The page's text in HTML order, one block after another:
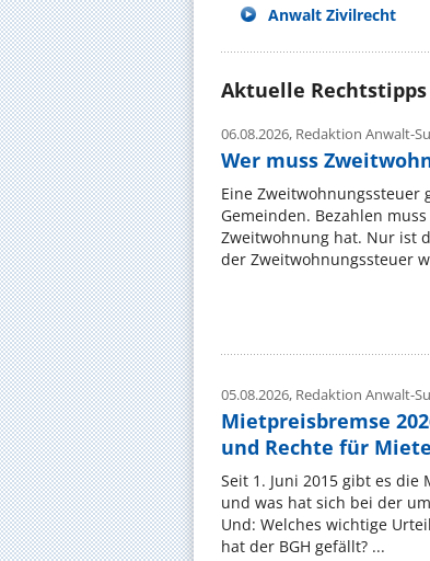
Anwalt Zivilrecht
Aktuelle
06.08.2026, Redaktion Anwalt-
Wer muss
Eine Zweitwohnungssteuer
Gemeinden. Bezahlen
Zweitwohnung hat. Nur ist
der Zweitwohnungssteuer
05.08.2026, Redaktion Anwalt-
Mietpreisbremse
und Rechte für
Seit 1. Juni 2015 gibt es
und was hat sich bei der
Und: Welches wichtige
hat der BGH gefällt? ...